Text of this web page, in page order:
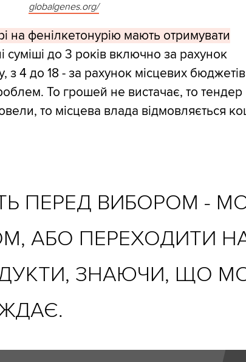
globalgenes.org/
на фенілкетонурію мають отримувати
суміші до 3 років включно за рахунок
4 до 18 - за рахунок місцевих
То грошей не вистачає, то тендер
то місцева влада відмовляється
ПЕРЕД ВИБОРОМ -
АБО ПЕРЕХОДИТИ
ЗНАЮЧИ, ЩО